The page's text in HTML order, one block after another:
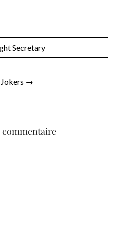
Secretary
Jokers →
commentaire